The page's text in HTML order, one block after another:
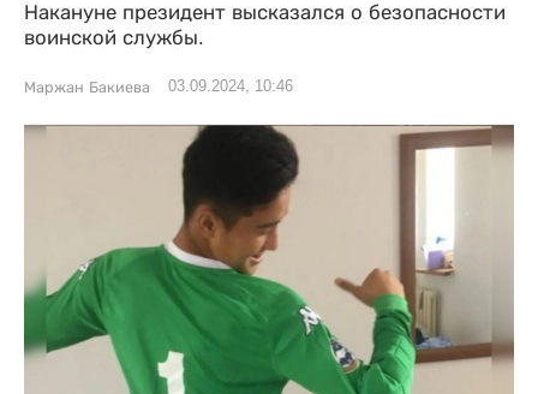
Накануне президент высказался о безопасности
воинской службы.
Маржан Бакиева 03.09.2024, 10:46